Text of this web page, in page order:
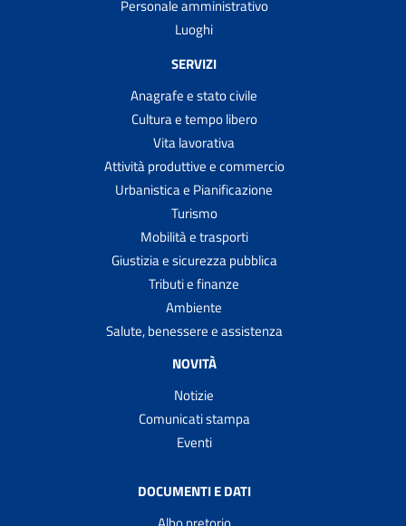
Personale amministrativo
Luoghi
SERVIZI
Anagrafe e stato civile
Cultura e tempo libero
Vita lavorativa
Attività produttive e commercio
Urbanistica e Pianificazione
Turismo
Mobilità e trasporti
Giustizia e sicurezza pubblica
Tributi e finanze
Ambiente
Salute, benessere e assistenza
NOVITÀ
Notizie
Comunicati stampa
Eventi
DOCUMENTI E DATI